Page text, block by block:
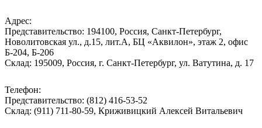
Адрес:
Представительство: 194100, Россия, Санкт-Петербург,
Новолитовская ул., д.15, лит.А, БЦ «Аквилон», этаж 2, офис
Б-204, Б-206
Склад: 195009, Россия, г. Санкт-Петербург, ул. Ватутина, д. 17
Телефон:
Представительство: (812) 416-53-52
Склад: (911) 711-80-59, Криживицкий Алексей Витальевич